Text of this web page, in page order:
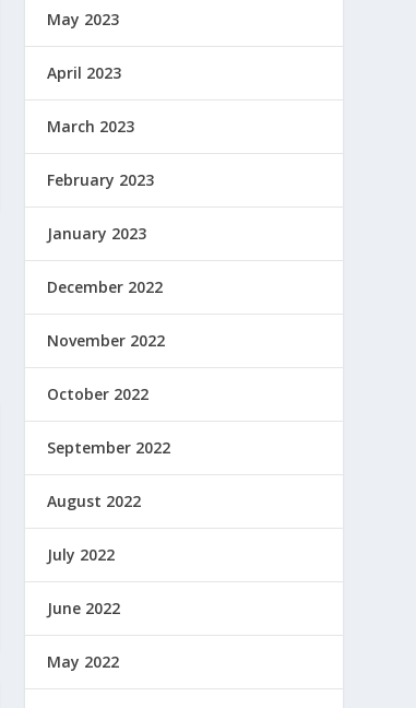
May 2023
April 2023
March 2023
February 2023
January 2023
December 2022
November 2022
October 2022
September 2022
August 2022
July 2022
June 2022
May 2022